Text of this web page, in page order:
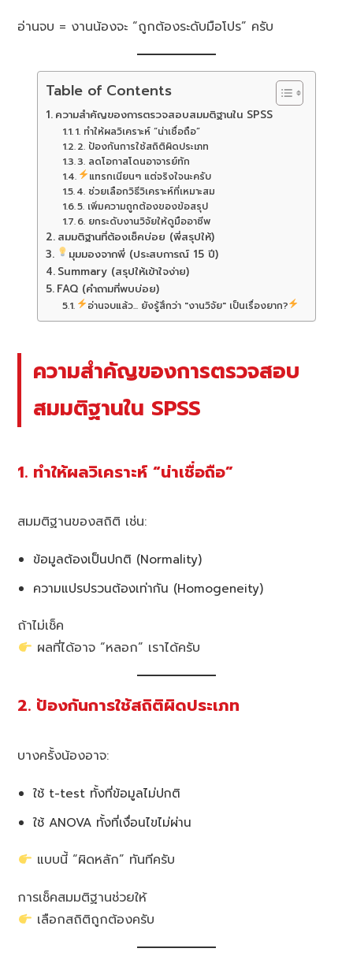
อ่านจบ = งานน้องจะ “ถูกต้องระดับมือโปร” ครับ
Table of Contents
ความสำคัญของการตรวจสอบสมมติฐานใน SPSS
1. ทำให้ผลวิเคราะห์ “น่าเชื่อถือ”
2. ป้องกันการใช้สถิติผิดประเภท
3. ลดโอกาสโดนอาจารย์ทัก
แทรกเนียนๆ แต่จริงใจนะครับ
4. ช่วยเลือกวิธีวิเคราะห์ที่เหมาะสม
5. เพิ่มความถูกต้องของข้อสรุป
6. ยกระดับงานวิจัยให้ดูมืออาชีพ
สมมติฐานที่ต้องเช็คบ่อย (พี่สรุปให้)
มุมมองจากพี่ (ประสบการณ์ 15 ปี)
Summary (สรุปให้เข้าใจง่าย)
FAQ (คำถามที่พบบ่อย)
อ่านจบแล้ว... ยังรู้สึกว่า "งานวิจัย" เป็นเรื่องยาก?
ความสำคัญของการตรวจสอบ
สมมติฐานใน SPSS
1. ทำให้ผลวิเคราะห์ “น่าเชื่อถือ”
สมมติฐานของสถิติ เช่น:
ข้อมูลต้องเป็นปกติ (Normality)
ความแปรปรวนต้องเท่ากัน (Homogeneity)
ถ้าไม่เช็ค
ผลที่ได้อาจ “หลอก” เราได้ครับ
2. ป้องกันการใช้สถิติผิดประเภท
บางครั้งน้องอาจ:
ใช้ t-test ทั้งที่ข้อมูลไม่ปกติ
ใช้ ANOVA ทั้งที่เงื่อนไขไม่ผ่าน
แบบนี้ “ผิดหลัก” ทันทีครับ
การเช็คสมมติฐานช่วยให้
เลือกสถิติถูกต้องครับ